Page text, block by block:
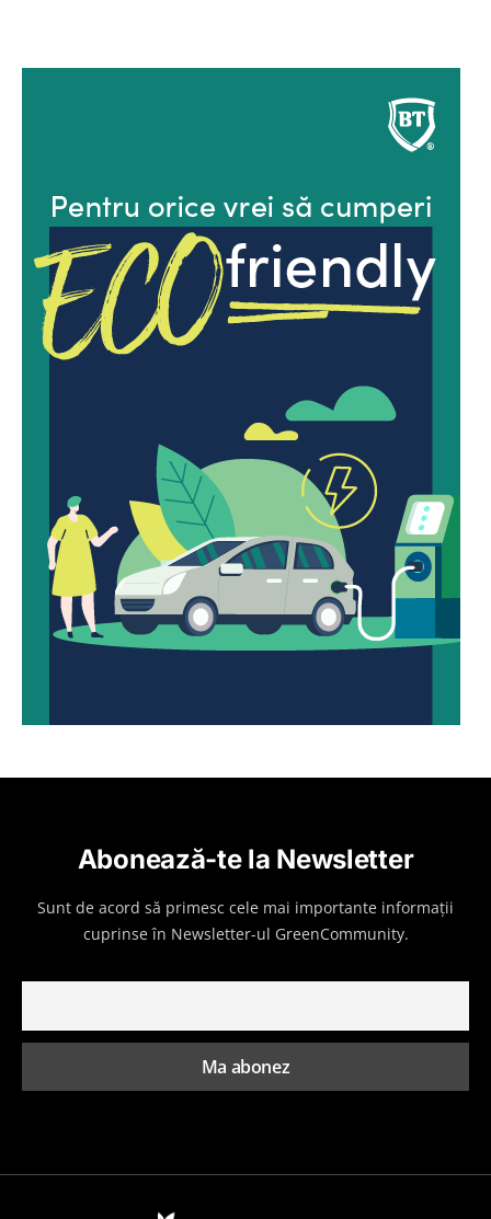
Abonează-te la Newsletter
Sunt de acord să primesc cele mai importante informații
cuprinse în Newsletter-ul GreenCommunity.